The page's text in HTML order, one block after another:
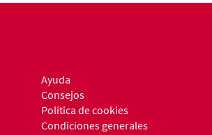
Ayuda
Consejos
Política de cookies
Condiciones generales